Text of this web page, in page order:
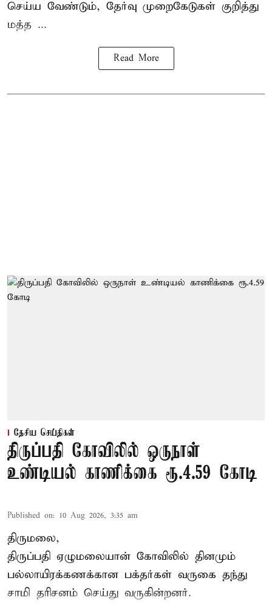
செய்ய வேண்டும், தேர்வு முறைகேடுகள் குறித்து
மத்த ...
Read More
தேசிய செய்திகள்
திருப்பதி கோவிலில் ஒருநாள்
உண்டியல் காணிக்கை ரூ.4.59 கோடி
Published on: 10 Aug 2026, 3:35 am
திருமலை,
திருப்பதி ஏழுமலையான் கோவிலில் தினமும்
பல்லாயிரக்கணக்கான பக்தர்கள் வருகை தந்து
சாமி தரிசனம் செய்து வருகின்றனர்.